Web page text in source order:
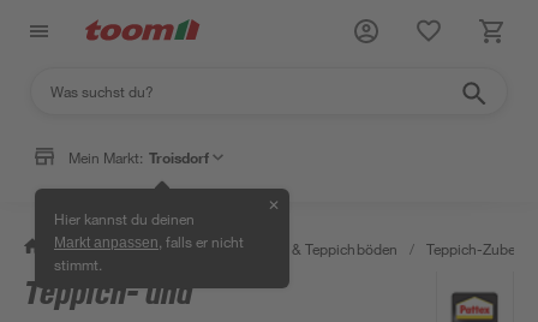
Mein Markt: Troisdorf
Hier kannst du deinen
Markt anpassen , falls er nicht
stimmt.
✕
/ Wohnen & Haushalt / Teppiche & Teppichböden / Teppich-Zubehör
Teppich- und